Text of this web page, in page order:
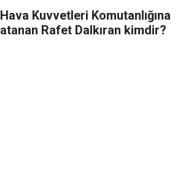
Hava Kuvvetleri Komutanlığına
atanan Rafet Dalkıran kimdir?